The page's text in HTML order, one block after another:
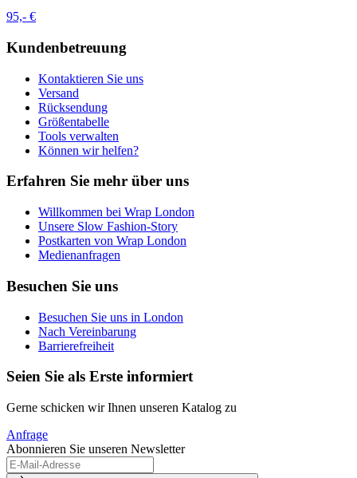
95,- €
Kundenbetreuung
Kontaktieren Sie uns
Versand
Rücksendung
Größentabelle
Tools verwalten
Können wir helfen?
Erfahren Sie mehr über uns
Willkommen bei Wrap London
Unsere Slow Fashion-Story
Postkarten von Wrap London
Medienanfragen
Besuchen Sie uns
Besuchen Sie uns in London
Nach Vereinbarung
Barrierefreiheit
Seien Sie als Erste informiert
Gerne schicken wir Ihnen unseren Katalog zu
Anfrage
Abonnieren Sie unseren Newsletter